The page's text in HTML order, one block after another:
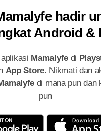
hadir
Android &
Mamalyfe di
App Store. Nikmati dan
di mana pun dan
pun